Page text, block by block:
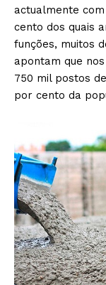
actualmente
cento dos quais
funções, muitos
apontam que
750 mil postos
por cento da